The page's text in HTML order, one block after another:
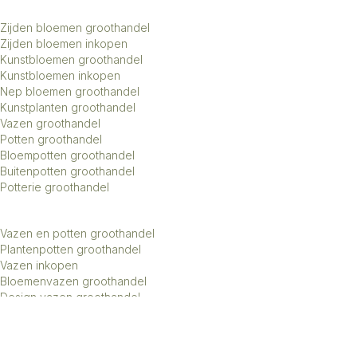
Zijden bloemen groothandel
Zijden bloemen inkopen
Kunstbloemen groothandel
Kunstbloemen inkopen
Nep bloemen groothandel
Kunstplanten groothandel
Vazen groothandel
Potten groothandel
Bloempotten groothandel
Buitenpotten groothandel
Potterie groothandel
Vazen en potten groothandel
Plantenpotten groothandel
Vazen inkopen
Bloemenvazen groothandel
Design vazen groothandel